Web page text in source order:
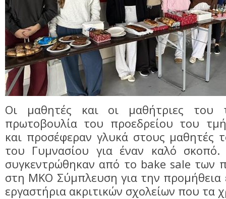
Οι μαθητές και οι μαθήτριες του
πρωτοβουλία του προεδρείου του
και προσέφεραν γλυκά στους μαθητές
του Γυμνασίου για έναν καλό
συγκεντρώθηκαν από το bake sale των
στη ΜΚΟ Σύμπλευση για την προμήθεια
εργαστήρια ακριτικών σχολείων που τα